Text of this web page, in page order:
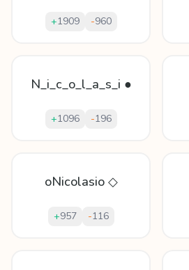
+1909 -960
N_i_c_o_l_a_s_i ●
+1096 -196
oNicolasio ◇
+957 -116